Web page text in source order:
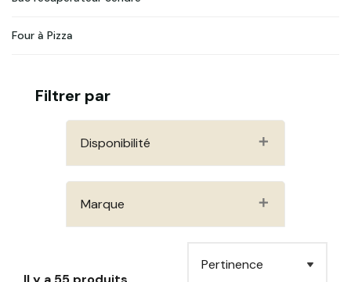
Four à Pizza
Filtrer par
Disponibilité
Marque